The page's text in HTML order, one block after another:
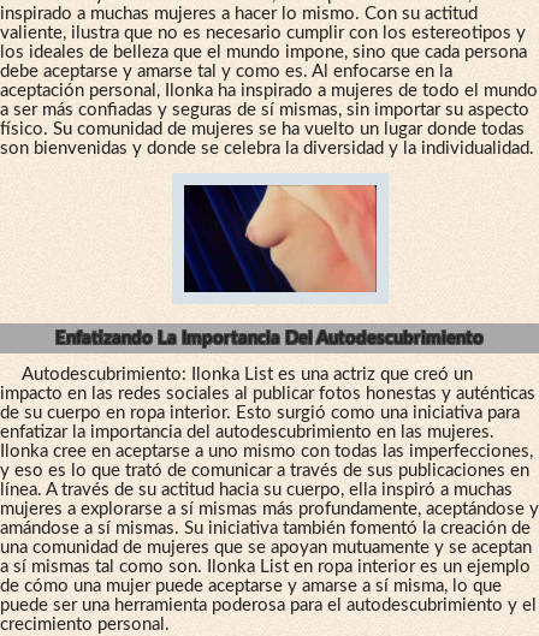
inspirado a muchas mujeres a hacer lo mismo. Con su actitud
valiente, ilustra que no es necesario cumplir con los estereotipos y
los ideales de belleza que el mundo impone, sino que cada persona
debe aceptarse y amarse tal y como es. Al enfocarse en la
aceptación personal, Ilonka ha inspirado a mujeres de todo el mundo
a ser más confiadas y seguras de sí mismas, sin importar su aspecto
físico. Su comunidad de mujeres se ha vuelto un lugar donde todas
son bienvenidas y donde se celebra la diversidad y la individualidad.
Enfatizando La Importancia Del Autodescubrimiento
Autodescubrimiento: Ilonka List es una actriz que creó un
impacto en las redes sociales al publicar fotos honestas y auténticas
de su cuerpo en ropa interior. Esto surgió como una iniciativa para
enfatizar la importancia del autodescubrimiento en las mujeres.
Ilonka cree en aceptarse a uno mismo con todas las imperfecciones,
y eso es lo que trató de comunicar a través de sus publicaciones en
línea. A través de su actitud hacia su cuerpo, ella inspiró a muchas
mujeres a explorarse a sí mismas más profundamente, aceptándose y
amándose a sí mismas. Su iniciativa también fomentó la creación de
una comunidad de mujeres que se apoyan mutuamente y se aceptan
a sí mismas tal como son. Ilonka List en ropa interior es un ejemplo
de cómo una mujer puede aceptarse y amarse a sí misma, lo que
puede ser una herramienta poderosa para el autodescubrimiento y el
crecimiento personal.